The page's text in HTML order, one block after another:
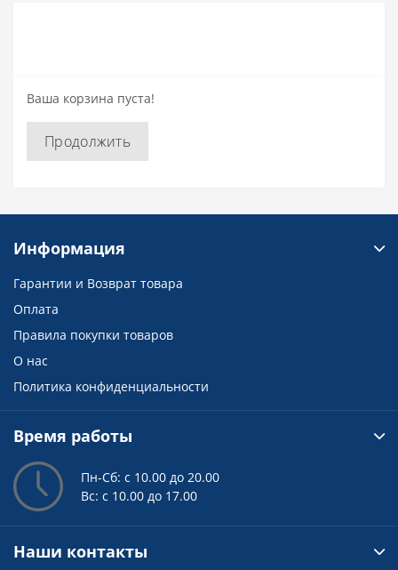
Ваша корзина пуста!
Продолжить
Информация
Гарантии и Возврат товара
Оплата
Правила покупки товаров
О нас
Политика конфиденциальности
Время работы
Пн-Сб: с 10.00 до 20.00
Вс: с 10.00 до 17.00
Наши контакты